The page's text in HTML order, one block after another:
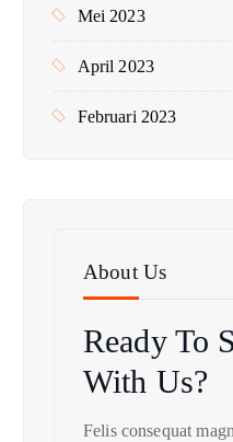
Mei 2023
April 2023
Februari 2023
About Us
Ready To
With Us?
Felis consequat